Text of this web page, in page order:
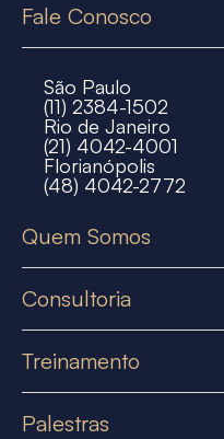
Fale Conosco
São Paulo
(11) 2384-1502
Rio de Janeiro
(21) 4042-4001
Florianópolis
(48) 4042-2772
Quem Somos
Consultoria
Treinamento
Palestras